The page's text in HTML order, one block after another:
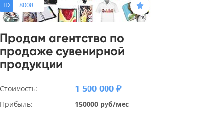
ID 8008
Продам агентство по
продаже сувенирной
продукции
Стоимость: 1 500 000 ₽
Прибыль:
150000 руб/мес